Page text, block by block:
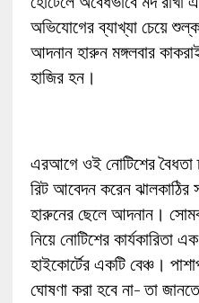
অভিযোগের ব্যাখ্যা চেয়ে শুল্ক
আদনান হারুন মঙ্গলবার
হাজির হন।
এরআগে ওই নোটিশের বৈধতা
রিট আবেদন করেন
হারুনের ছেলে আদনান।
নিয়ে নোটিশের কার্যকারিতা
হাইকোর্টের একটি বেঞ্চ।
ঘোষণা করা হবে না- তা